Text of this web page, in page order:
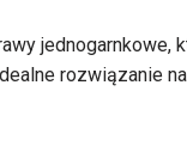
jednogarnkowe,
rozwiązanie